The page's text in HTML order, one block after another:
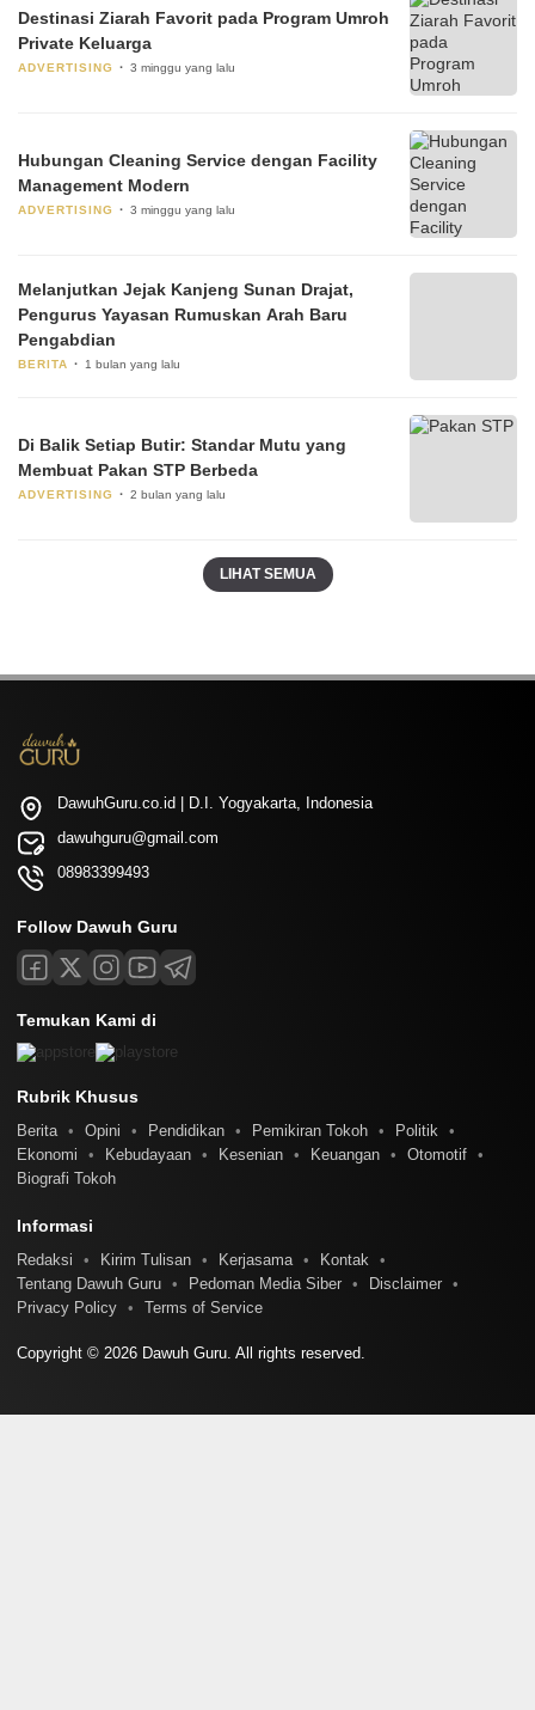
Destinasi Ziarah Favorit pada Program Umroh
Private Keluarga
ADVERTISING 3 minggu yang lalu
Hubungan Cleaning Service dengan Facility
Management Modern
ADVERTISING 3 minggu yang lalu
Melanjutkan Jejak Kanjeng Sunan Drajat,
Pengurus Yayasan Rumuskan Arah Baru
Pengabdian
BERITA 1 bulan yang lalu
Di Balik Setiap Butir: Standar Mutu yang
Membuat Pakan STP Berbeda
ADVERTISING 2 bulan yang lalu
LIHAT SEMUA
DawuhGuru.co.id | D.I. Yogyakarta, Indonesia
dawuhguru@gmail.com
08983399493
Follow Dawuh Guru
Temukan Kami di
Rubrik Khusus
Berita Opini Pendidikan Pemikiran Tokoh
Politik
Ekonomi
Kebudayaan Kesenian Keuangan
Otomotif
Biografi Tokoh
Informasi
Redaksi Kirim Tulisan Kerjasama
Kontak
Tentang Dawuh Guru
Pedoman Media Siber
Disclaimer
Privacy Policy
Terms of Service
Copyright © 2026 Dawuh Guru. All rights reserved.